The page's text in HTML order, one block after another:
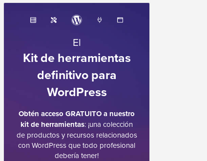
El
Kit de herramientas
definitivo para
WordPress
Obtén acceso GRATUITO a nuestro
kit de herramientas: ¡una colección
de productos y recursos relacionados
con WordPress que todo profesional
debería tener!